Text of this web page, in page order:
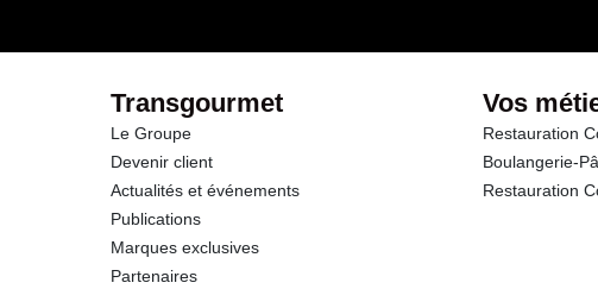
Calcium
Transgourmet
Le Groupe
Devenir client
Actualités et événements
Publications
Marques exclusives
Partenaires
Vos
Restauration
Boulangerie-
Restauration